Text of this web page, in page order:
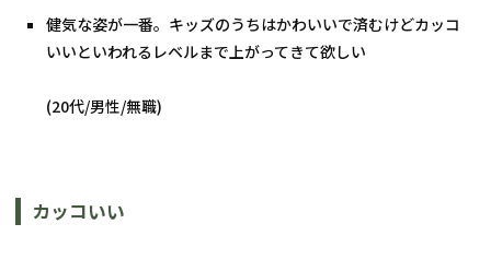
健気な姿が一番。キッズのうちはかわいいで済むけどカッコ
いいといわれるレベルまで上がってきて欲しい
(20代/男性/無職)
カッコいい